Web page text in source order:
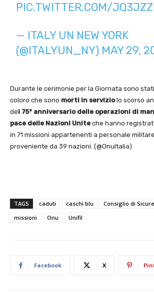
PIC.TWITTER.COM/
— ITALY UN NEW YORK
(@ITALYUN_NY) MAY 29,
Durante le cerimonie per la Giornata sono
coloro che sono morti in serviziolo scorso
del 75° anniversario delle operazioni di
pace delle Nazioni Unite che hanno
in 71 missioni appartenenti a personale
proveniente da 39 nazioni. (@OnuItalia)
TAGS caduti caschi blu Consiglio di
missioni
Onu Unifil
Facebook X